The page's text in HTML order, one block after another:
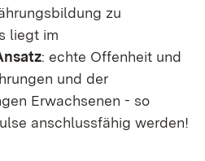
zu
liegt im
: echte Offenheit und
und der
Erwachsenen - so
anschlussfähig werden!